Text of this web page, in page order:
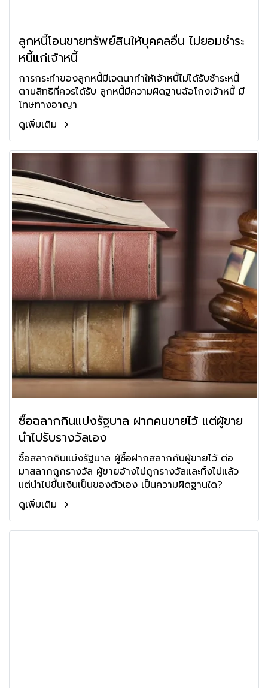
ลูกหนี้โอนขายทรัพย์สินให้บุคคลอื่น ไม่ยอมชำระ
หนี้แก่เจ้าหนี้
การกระทำของลูกหนี้มีเจตนาทำให้เจ้าหนี้ไม่ได้รับชำระหนี้
ตามสิทธิที่ควรได้รับ ลูกหนี้มีความผิดฐานฉ้อโกงเจ้าหนี้ มี
โทษทางอาญา
ดูเพิ่มเติม
ซื้อฉลากกินแบ่งรัฐบาล ฝากคนขายไว้ แต่ผู้ขาย
นำไปรับรางวัลเอง
ซื้อสลากกินแบ่งรัฐบาล ผู้ซื้อฝากสลากกับผู้ขายไว้ ต่อ
มาสลากถูกรางวัล ผู้ขายอ้างไม่ถูกรางวัลและทิ้งไปแล้ว
แต่นำไปขึ้นเงินเป็นของตัวเอง เป็นความผิดฐานใด?
ดูเพิ่มเติม